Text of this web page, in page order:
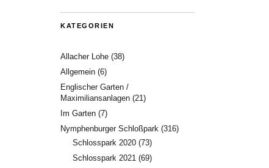
KATEGORIEN
Allacher Lohe (38)
Allgemein (6)
Englischer Garten /
Maximiliansanlagen (21)
Im Garten (7)
Nymphenburger Schloßpark (316)
Schlosspark 2020 (73)
Schlosspark 2021 (69)